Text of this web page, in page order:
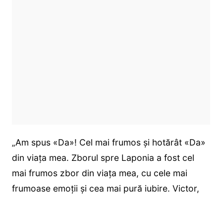
„Am spus «Da»! Cel mai frumos și hotărât «Da»
din viața mea. Zborul spre Laponia a fost cel
mai frumos zbor din viața mea, cu cele mai
frumoase emoții și cea mai pură iubire. Victor,